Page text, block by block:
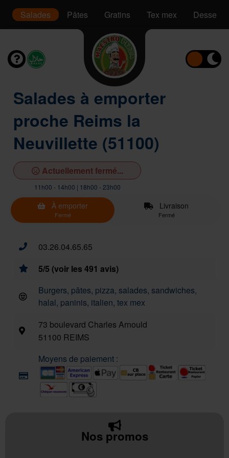
Salades Pâtes Gratins Tex mex Desserts
Salades à emporter
proche Reims la
Neuvillette (51100)
Actuellement fermé...
11h00 - 14h00 | 18h00 - 23h00
À emporter
Fermé
Livraison
Fermé
03.26.04.65.65
5/5 (voir les 491 avis)
Burgers, pâtes, pizza, salades, sandwiches,
halal, paninis, italien, tex mex
73 boulevard Charles Arnould
51100 REIMS
Moyens de paiement :
Nos promos